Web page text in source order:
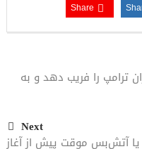
Share
ترامپ را فریب دهد و به
Next
یا آتش‌بس موقت پیش از آغاز